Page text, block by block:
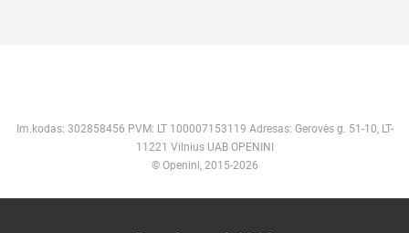
Im.kodas: 302858456 PVM: LT 100007153119 Adresas: Gerovės g. 51-10, LT-
11221 Vilnius UAB OPENINI
© Openini, 2015-2026